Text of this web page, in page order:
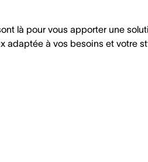
là pour vous apporter une
adaptée à vos besoins et votre